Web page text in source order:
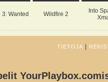
3: Wanted Wildfire 2
Into
TIETOJA